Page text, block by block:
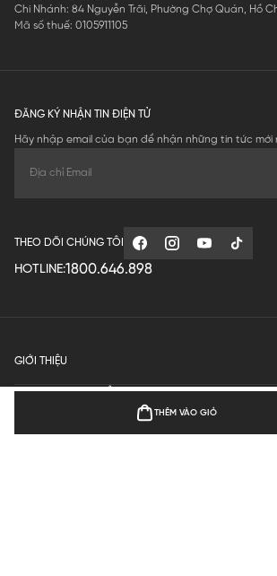
THÊM VÀO GIỎ
Chi Nhánh: 84 Nguyễn Trãi, Phường Chợ Quán, Hồ
Mã số thuế: 0105911105
ĐĂNG KÝ NHẬN TIN ĐIỆN TỬ
Hãy nhập email của bạn để nhận những tin tức
THEO DÕI CHÚNG TÔI
HOTLINE:1800.646.898
GIỚI THIỆU
QUY ĐỊNH HOẠT ĐỘNG